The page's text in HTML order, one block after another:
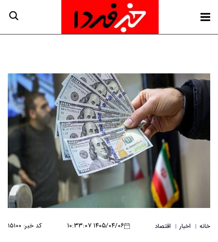
خانه | اخبار | اقتصاد ۱۴۰۵/۰۴/۰۶ ۱۰:۳۳:۰۷ کد خبر: ۱۵۱۰۰